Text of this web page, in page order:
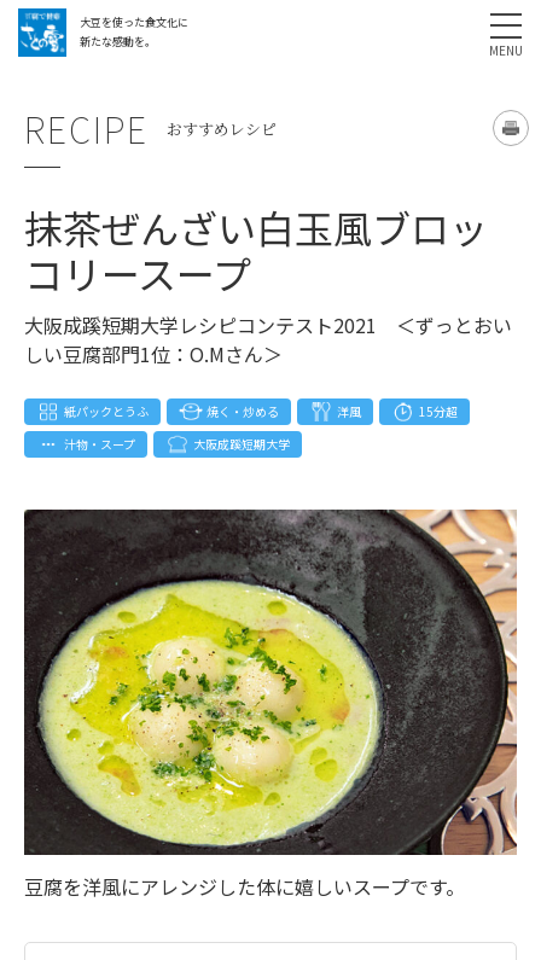
大豆を使った食文化に
新たな感動を。
採用情報
RECIPE おすすめレシピ
抹茶ぜんざい白玉風ブロッ
コリースープ
大阪成蹊短期大学レシピコンテスト2021 ＜ずっとおい
しい豆腐部門1位：O.Mさん＞
紙パックとうふ 焼く・炒める 洋風
15分超
汁物・スープ
大阪成蹊短期大学
豆腐を洋風にアレンジした体に嬉しいスープです。